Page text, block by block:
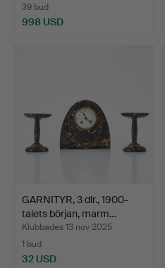
39 bud
998 USD
GARNITYR, 3 dlr., 1900-
talets början, marm…
Klubbades 13 nov 2025
1 bud
32 USD